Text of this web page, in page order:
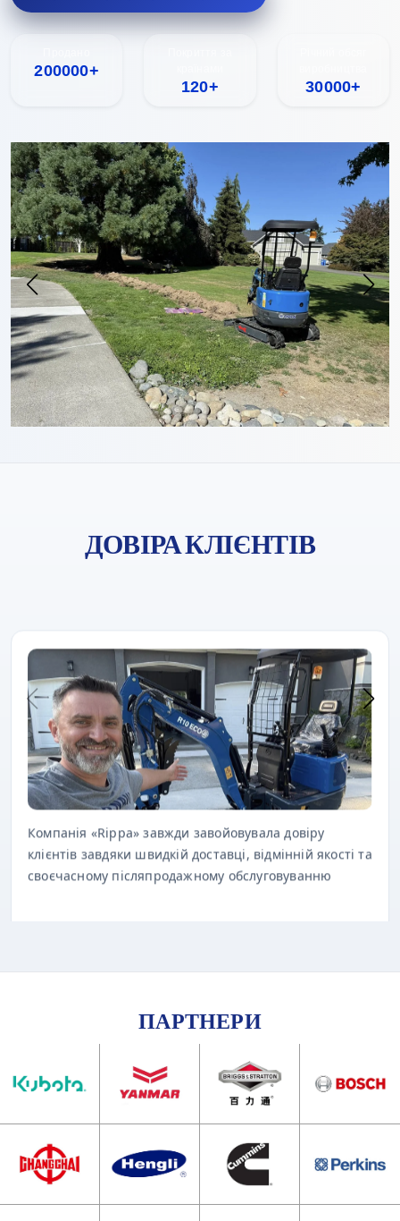
200000+
120+ 30000+
ДОВІРА КЛІЄНТІВ
Компанія «Rippa» завжди завойовувала довіру
клієнтів завдяки швидкій доставці, відмінній якості та
своєчасному післяпродажному обслуговуванню
ПАРТНЕРИ